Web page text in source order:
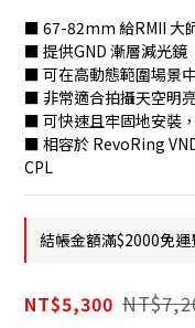
■ 67-82mm 給RMII 大
■ 提供GND 漸層減光鏡
■ 可在高動態範圍場景
■ 非常適合拍攝天空明
■ 可快速且牢固地安裝
■ 相容於 RevoRing
CPL
結帳金額滿$2000免
NT$5,300